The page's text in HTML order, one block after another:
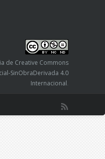
de Creative Commons
SinObraDerivada 4.0
Internacional